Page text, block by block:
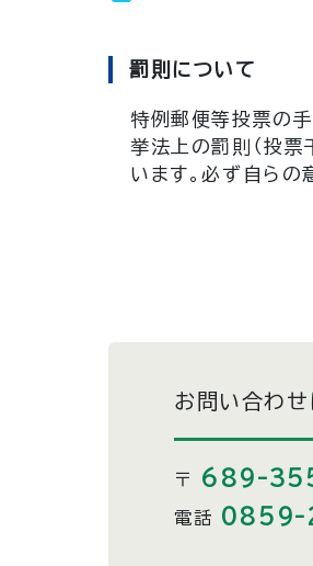
罰則について
特例郵便等投票の
挙法上の罰則（投票
います。必ず自らの
お問い合わせ
〒 689-
電話 0859-